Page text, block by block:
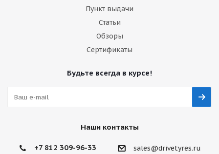
Пункт выдачи
Статьи
Обзоры
Сертификаты
Будьте всегда в курсе!
Наши контакты
+7 812 309-96-33 sales@drivetyres.ru